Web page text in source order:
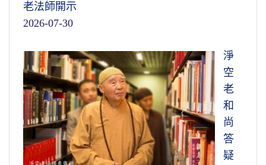
老法師開示
2026-07-30
淨
空
老
和
尚
答
疑